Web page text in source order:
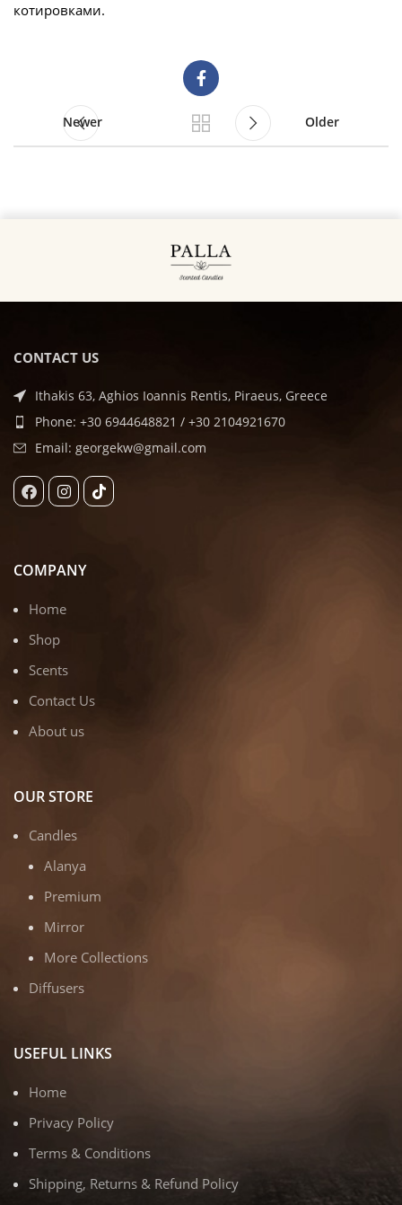
котировками.
Newer Older
CONTACT US
Ithakis 63, Aghios Ioannis Rentis, Piraeus, Greece
Phone: +30 6944648821 / +30 2104921670
Email: georgekw@gmail.com
COMPANY
Home
Shop
Scents
Contact Us
About us
OUR STORE
Candles
Alanya
Premium
Mirror
More Collections
Diffusers
USEFUL LINKS
Home
Privacy Policy
Terms & Conditions
Shipping, Returns & Refund Policy